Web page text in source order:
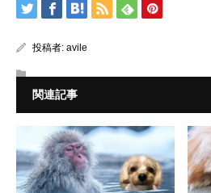
投稿者: avile
関連記事